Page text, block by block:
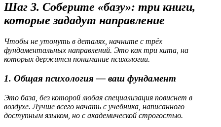
Шаг 3. Соберите «базу»: три книги,
которые зададут направление
Чтобы не утонуть в деталях, начните с трёх
фундаментальных направлений. Это как три кита, на
которых держится понимание психологии.
1. Общая психология — ваш фундамент
Это база, без которой любая специализация повиснет в
воздухе. Лучше всего начать с учебника, написанного
доступным языком, но с академической строгостью.